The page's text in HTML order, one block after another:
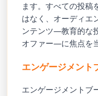
ます。すべての投稿
はなく、オーディエ
ンテンツ—教育的な
オファー—に焦点を
エンゲージメント
エンゲージメントブ